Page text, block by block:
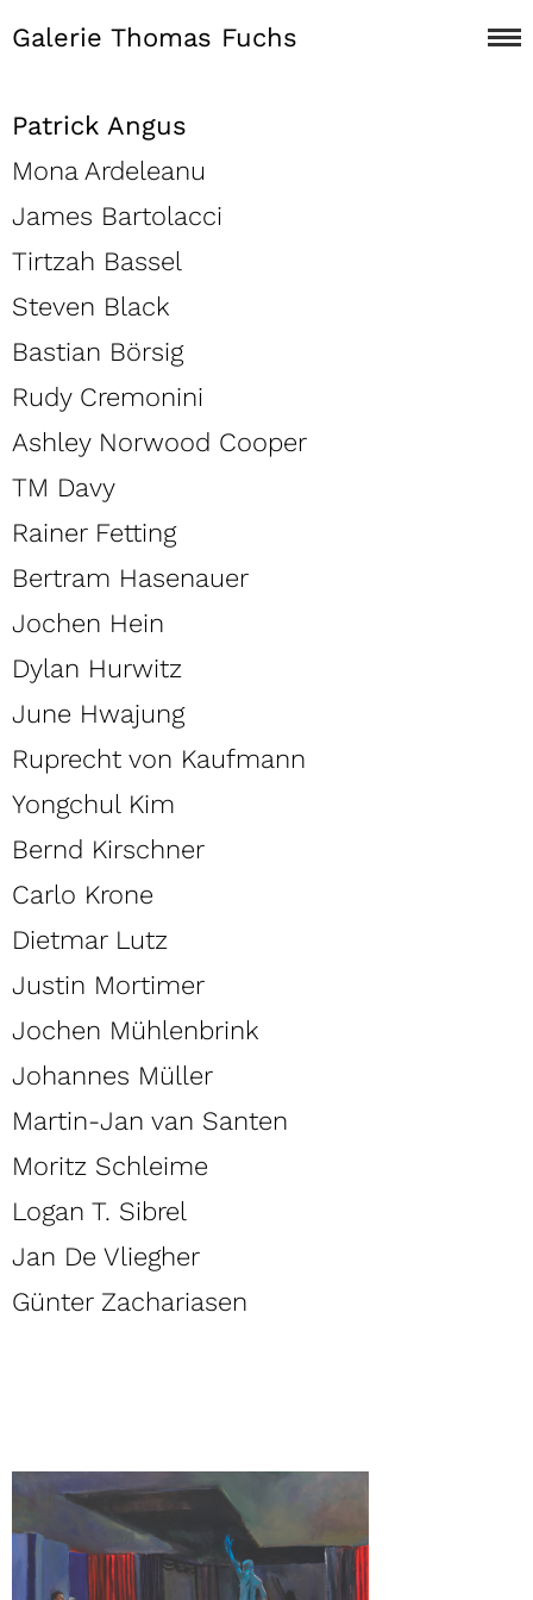
Galerie Thomas Fuchs
Patrick Angus
Mona Ardeleanu
James Bartolacci
Tirtzah Bassel
Steven Black
Bastian Börsig
Rudy Cremonini
Ashley Norwood Cooper
TM Davy
Rainer Fetting
Bertram Hasenauer
Jochen Hein
Dylan Hurwitz
June Hwajung
Ruprecht von Kaufmann
Yongchul Kim
Bernd Kirschner
Carlo Krone
Dietmar Lutz
Justin Mortimer
Jochen Mühlenbrink
Johannes Müller
Martin-Jan van Santen
Moritz Schleime
Logan T. Sibrel
Jan De Vliegher
Günter Zachariasen